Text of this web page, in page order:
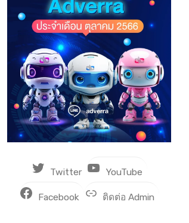
Twitter YouTube
Facebook ติดต่อ Admin